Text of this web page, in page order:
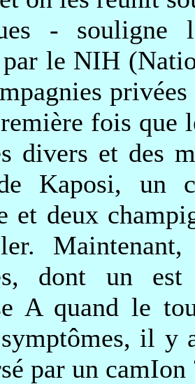
- souligne
par le NIH
fois
divers et des
Kaposi, un
et deux
dont un
A quand le
il y
par un camIon